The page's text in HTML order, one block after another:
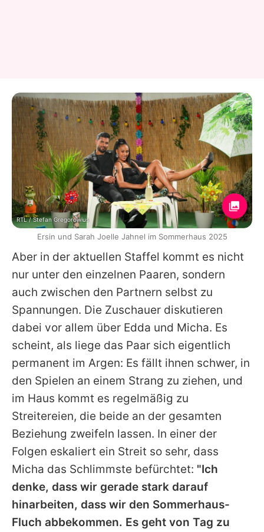
Aber in der aktuellen Staffel kommt es nicht
nur unter den einzelnen Paaren, sondern
auch zwischen den Partnern selbst zu
Spannungen. Die Zuschauer diskutieren
dabei vor allem über Edda und Micha. Es
scheint, als liege das Paar sich eigentlich
permanent im Argen: Es fällt ihnen schwer, in
den Spielen an einem Strang zu ziehen, und
im Haus kommt es regelmäßig zu
Streitereien, die beide an der gesamten
Beziehung zweifeln lassen. In einer der
Folgen eskaliert ein Streit so sehr, dass
Micha das Schlimmste befürchtet: "Ich
denke, dass wir gerade stark darauf
hinarbeiten, dass wir den Sommerhaus-
Fluch abbekommen. Es geht von Tag zu
RTL / Stefan Gregorowius
Ersin und Sarah Joelle Jahnel im Sommerhaus 2025